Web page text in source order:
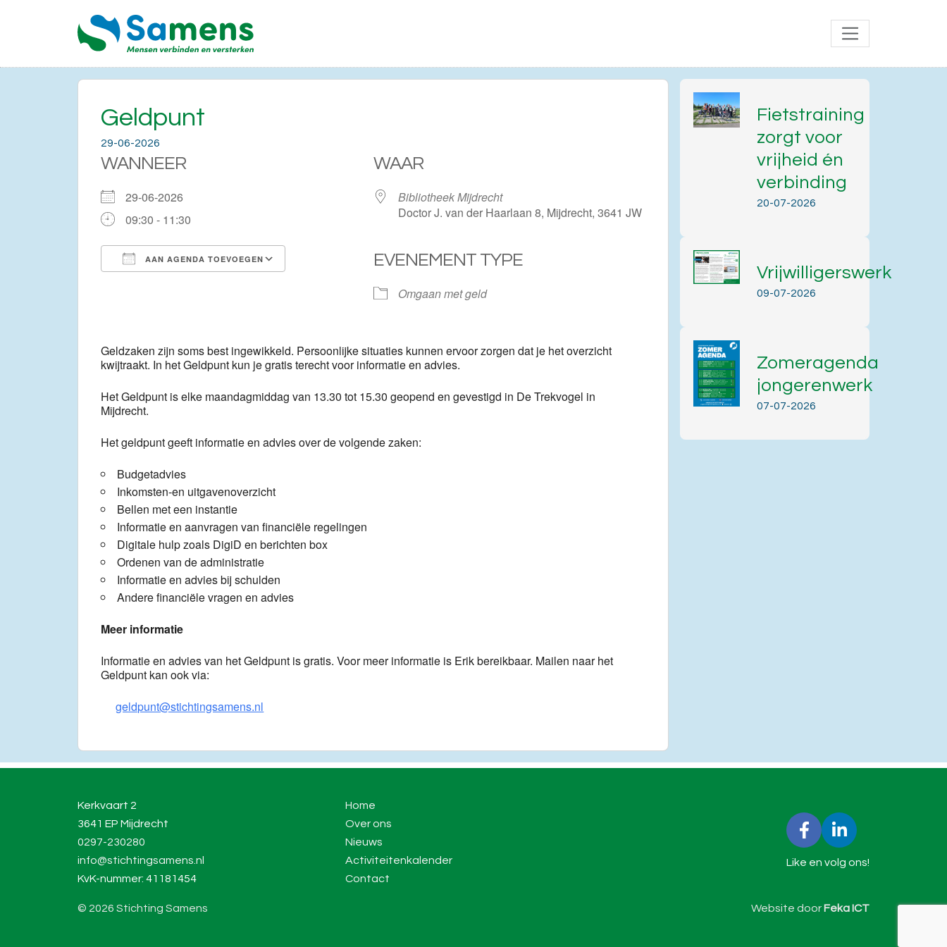
Geldpunt
29-06-2026
WANNEER
29-06-2026
09:30 - 11:30
AAN AGENDA TOEVOEGEN
Google Calendar Office 365 Outlook Live
WAAR
Bibliotheek Mijdrecht
Doctor J. van der Haarlaan 8, Mijdrecht, 3641 JW
EVENEMENT TYPE
Omgaan met geld
Geldzaken zijn soms best ingewikkeld. Persoonlijke situaties kunnen ervoor zorgen dat je het overzicht
kwijtraakt. In het Geldpunt kun je gratis terecht voor informatie en advies.
Het Geldpunt is elke maandagmiddag van 13.30 tot 15.30 geopend en gevestigd in De Trekvogel in
Mijdrecht.
Het geldpunt geeft informatie en advies over de volgende zaken:
Budgetadvies
Inkomsten-en uitgavenoverzicht
Bellen met een instantie
Informatie en aanvragen van financiële regelingen
Digitale hulp zoals DigiD en berichten box
Ordenen van de administratie
Informatie en advies bij schulden
Andere financiële vragen en advies
Meer informatie
Informatie en advies van het Geldpunt is gratis. Voor meer informatie is Erik bereikbaar. Mailen naar het
Geldpunt kan ook via:
geldpunt@stichtingsamens.nl
Fietstraining
zorgt voor
vrijheid én
verbinding
20-07-2026
Vrijwilligerswerk
09-07-2026
Zomeragenda
jongerenwerk
07-07-2026
Kerkvaart 2
3641 EP Mijdrecht
0297-230280
info@stichtingsamens.nl
KvK-nummer: 41181454
Home
Over ons
Nieuws
Activiteitenkalender
Contact
Like en volg ons!
© 2026 Stichting Samens Website door Feka ICT